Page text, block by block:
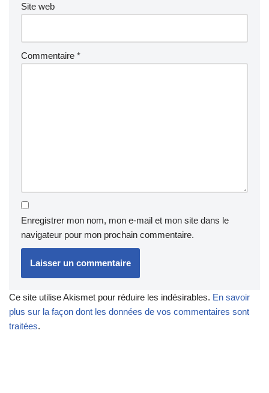
Site web
Commentaire *
Enregistrer mon nom, mon e-mail et mon site dans le
navigateur pour mon prochain commentaire.
Ce site utilise Akismet pour réduire les indésirables. En savoir
plus sur la façon dont les données de vos commentaires sont
traitées.